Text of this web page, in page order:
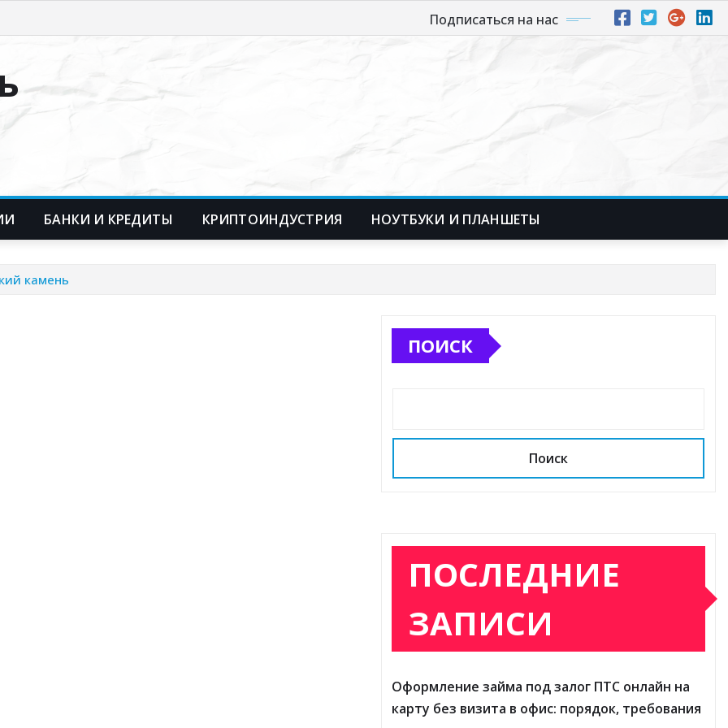
Подписаться на нас
БАНКИ И КРЕДИТЫ КРИПТОИНДУСТРИЯ НОУТБУКИ И ПЛАНШЕТЫ
камень
ПОИСК
Поиск
ПОСЛЕДНИЕ
ЗАПИСИ
Оформление займа под залог ПТС онлайн на
карту без визита в офис: порядок, требования